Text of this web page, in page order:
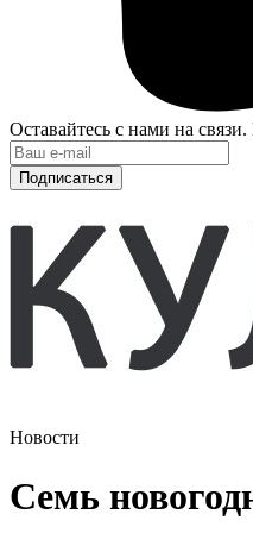
Оставайтесь с нами на
Подписаться
Новости
Семь